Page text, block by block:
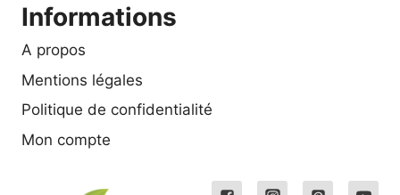
Informations
A propos
Mentions légales
Politique de confidentialité
Mon compte